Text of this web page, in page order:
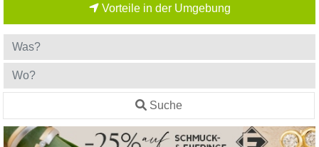
Vorteile in der Umgebung
Suche